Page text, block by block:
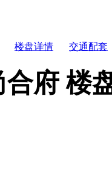
楼盘详情 交通配套
府 楼